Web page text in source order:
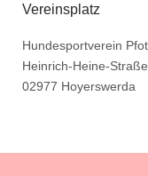
Vereinsplatz
Hundesportverein
Heinrich-Heine-
02977 Hoyerswerda